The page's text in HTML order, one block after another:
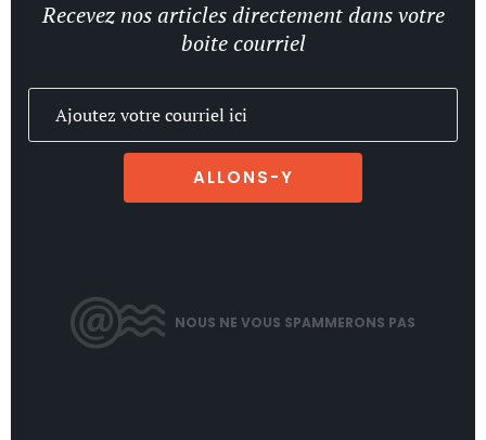
Recevez nos articles directement dans votre
boite courriel
ALLONS-Y
NOUS NE VOUS SPAMMERONS PAS